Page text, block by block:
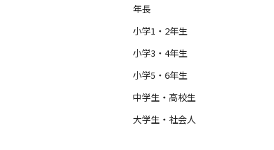
年長
小学1・2年生
小学3・4年生
小学5・6年生
中学生・高校生
大学生・社会人